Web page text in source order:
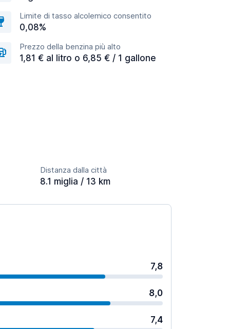
Limite di tasso alcolemico consentito
0,08%
Prezzo della benzina più alto
1,81 € al litro o 6,85 € / 1 gallone
Distanza dalla città
8.1 miglia / 13 km
7,8
8,0
7,4